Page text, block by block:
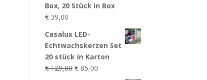
Box, 20 Stück in Box
€ 39,00
Casalux LED-
Echtwachskerzen Set
20 stück in Karton
€129,00 Ursprünglicher
€ 85,00